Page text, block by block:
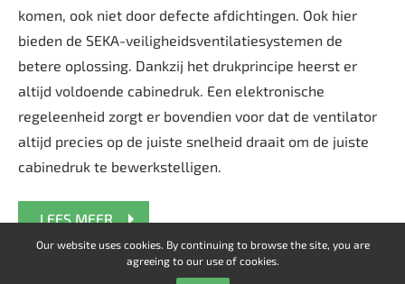
komen, ook niet door defecte afdichtingen. Ook hier
bieden de SEKA-veiligheidsventilatiesystemen de
betere oplossing. Dankzij het drukprincipe heerst er
altijd voldoende cabinedruk. Een elektronische
regeleenheid zorgt er bovendien voor dat de ventilator
altijd precies op de juiste snelheid draait om de juiste
cabinedruk te bewerkstelligen.
LEES MEER
Our website uses cookies. By continuing to browse the site, you are
agreeing to our use of cookies.